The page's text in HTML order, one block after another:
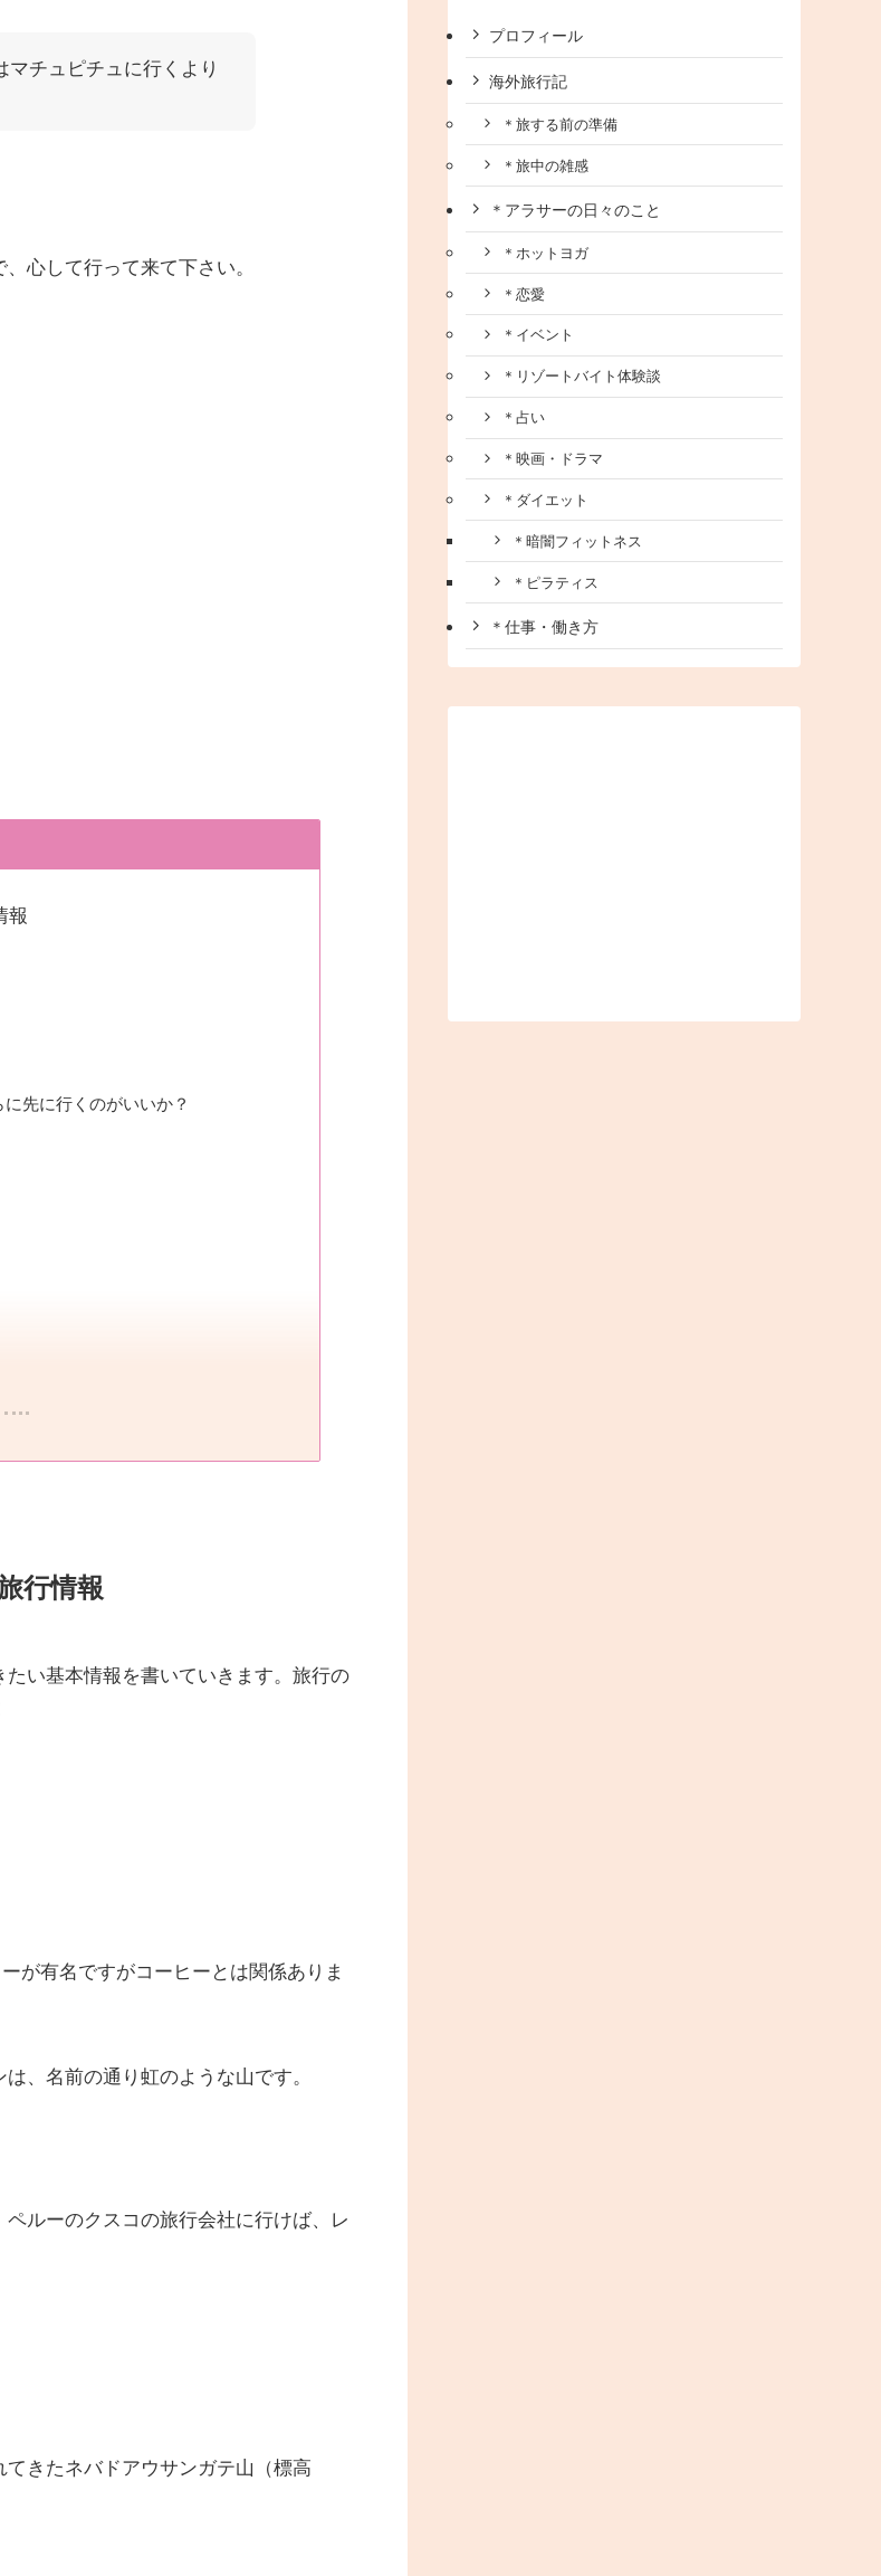
チュピチュに行くより
心して行って来て下さい。
報
先に行くのがいいか？
行情報
い基本情報を書いていきます。旅行の
が有名ですがコーヒーとは関係ありま
、名前の通り虹のような山です。
ルーのクスコの旅行会社に行けば、レ
きたネバドアウサンガテ山（標高
プロフィール
海外旅行記
＊旅する前の準備
＊旅中の雑感
＊アラサーの日々のこと
＊ホットヨガ
＊恋愛
＊イベント
＊リゾートバイト体験談
＊占い
＊映画・ドラマ
＊ダイエット
＊暗闇フィットネス
＊ピラティス
＊仕事・働き方